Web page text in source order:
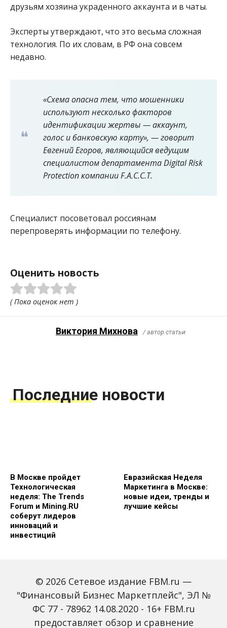
друзьям хозяина украденного аккаунта и в чаты.
Эксперты утверждают, что это весьма сложная
технология. По их словам, в РФ она совсем
недавно.
«Схема опасна тем, что мошенники
используют несколько факторов
идентификации жертвы — аккаунт,
голос и банковскую карту», — говорит
Евгений Егоров, являющийся ведущим
специалистом департамента Digital Risk
Protection компании F.A.C.C.T.
Специалист посоветовал россиянам
перепроверять информации по телефону.
Оценить новость
( Пока оценок нет )
Виктория Михнова / автор статьи
Последние новости
В Москве пройдет
Технологическая
неделя: The Trends
Forum и Mining.RU
соберут лидеров
инноваций и
инвестиций
Евразийская Неделя
Маркетинга в Москве:
новые идеи, тренды и
лучшие кейсы
© 2026 Сетевое издание FBM.ru —
"Финансовый Бизнес Маркетплейс", ЭЛ №
ФС 77 - 78962 14.08.2020 - 16+ FBM.ru
предоставляет обзор и сравнение